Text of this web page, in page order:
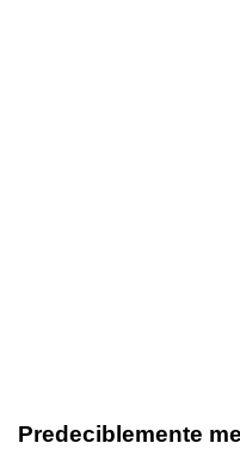
Predeciblemente